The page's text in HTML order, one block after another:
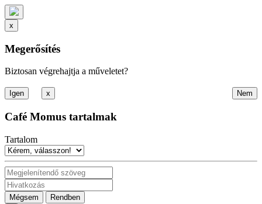
x
Megerősítés
Biztosan végrehajtja a műveletet?
x
Café Momus tartalmak
Tartalom
Mégsem
Rendben